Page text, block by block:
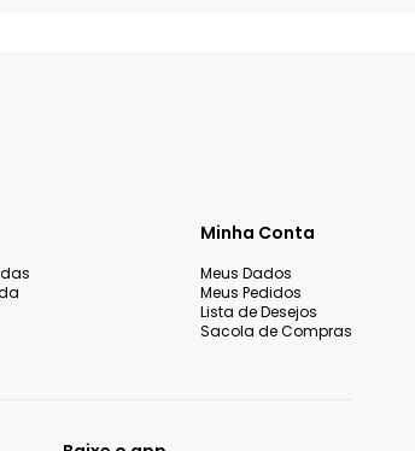
Minha Conta
Meus Dados
Meus Pedidos
Lista de Desejos
Sacola de Compras